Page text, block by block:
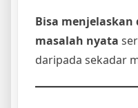
Bisa menjelaskan
masalah nyata
daripada sekadar